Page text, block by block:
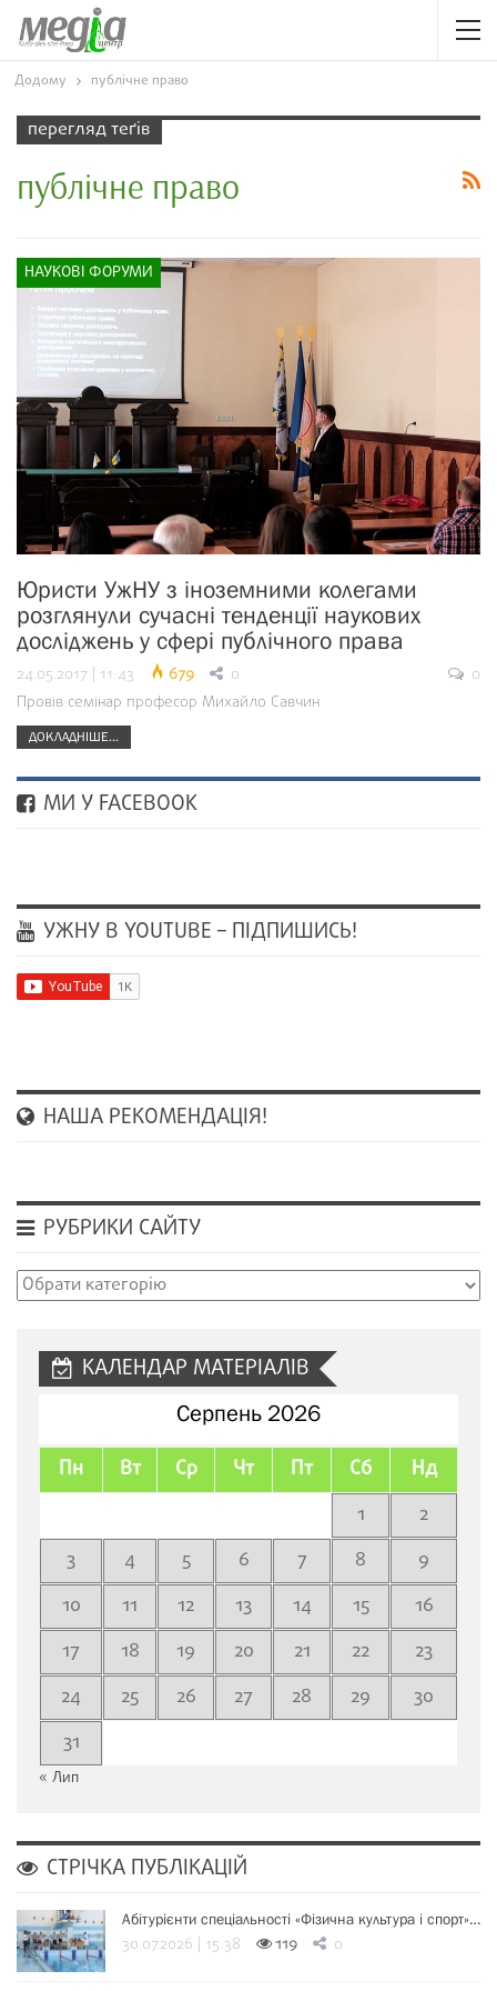
Додому публічне право
перегляд теґів
публічне право
НАУКОВІ ФОРУМИ
Юристи УжНУ з іноземними колегами
розглянули сучасні тенденції наукових
досліджень у сфері публічного права
24.05.2017 | 11:43 679 0
0
Провів семінар професор Михайло Савчин
ДОКЛАДНІШЕ...
МИ У FACEBOOK
УЖНУ В YOUTUBE – ПІДПИШИСЬ!
НАША РЕКОМЕНДАЦІЯ!
РУБРИКИ САЙТУ
Рубрики
КАЛЕНДАР МАТЕРІАЛІВ
Серпень 2026
Пн Вт Ср Чт Пт Сб Нд
1
2
3
4 5 6 7 8
9
10
11 12 13 14 15
16
17
18 19 20 21 22
23
24
25 26 27 28 29
30
31
« Лип
СТРІЧКА ПУБЛІКАЦІЙ
Абітурієнти спеціальності «Фізична культура і спорт»…
30.07.2026 | 15:38 119 0